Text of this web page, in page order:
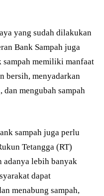
yang sudah dilakukan
Bank Sampah juga
sampah memiliki manfaat
bersih, menyadarkan
dan mengubah sampah
sampah juga perlu
Tetangga (RT)
adanya lebih banyak
dapat
menabung sampah,